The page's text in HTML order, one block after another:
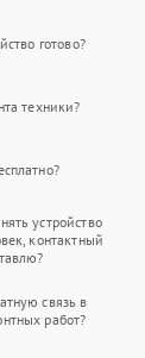
готово?
техники?
устройство
контактный
связь в
работ?